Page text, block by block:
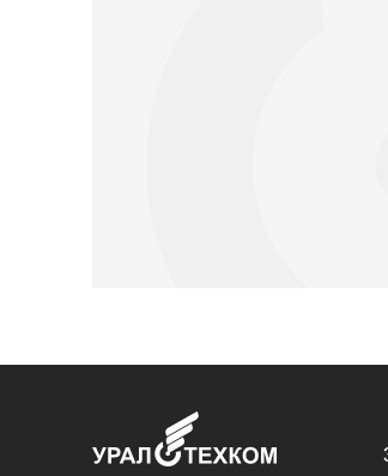
ООО «УралТехКом», 2026